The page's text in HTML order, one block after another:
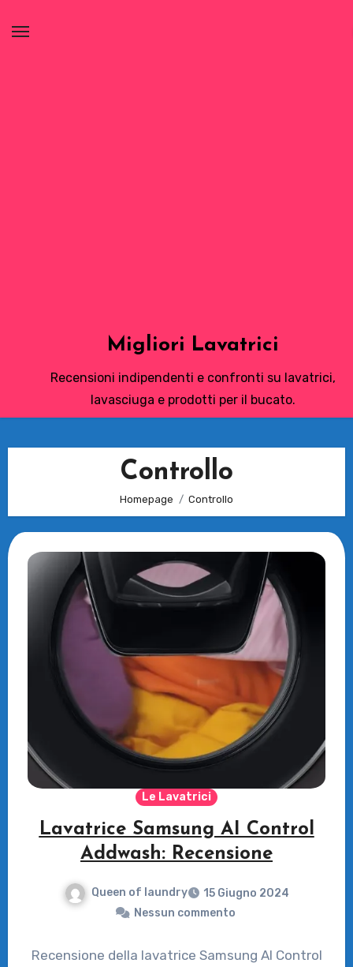
Migliori Lavatrici
Recensioni indipendenti e confronti su lavatrici,
lavasciuga e prodotti per il bucato.
Controllo
Homepage Controllo
Le Lavatrici
Lavatrice Samsung AI Control
Addwash: Recensione
Queen of laundry
15 Giugno 2024
Nessun commento
Recensione della lavatrice Samsung AI Control